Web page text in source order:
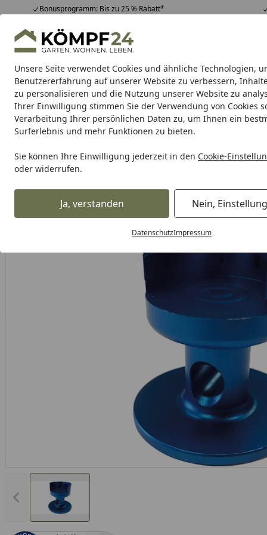
Unsere Seite verwendet Cookies und ähnliche Technologien,
Benutzererfahrung auf unserer Website zu verbessern,
zu personalisieren und die Nutzung unserer Website zu
Ihrer Einwilligung stimmen Sie der Verwendung von Cookies
Verarbeitung Ihrer persönlichen Daten zu, um Ihnen ein
Surferlebnis und mehr Funktionen zu bieten.
Sie können Ihre Einwilligung jederzeit in den Cookie-
oder widerrufen.
Ja, verstanden Nein,
DatenschutzImpressum
Bonusprogramm: Bis zu 25 % Rabatt*
Hotline07051 / 9 22 22
Mo-Fr. 8-16 Uhr 25.957 Bewertungen
Alle Produkte
Alle ProdukteHighlights Tipps & Tricks
Spec-X Abzieher Befestigungsmaterial
Karibu Pools inkl.
Dein Traumpool im Sorglos-
Spec-X
Vorheriges Bild anzeigen